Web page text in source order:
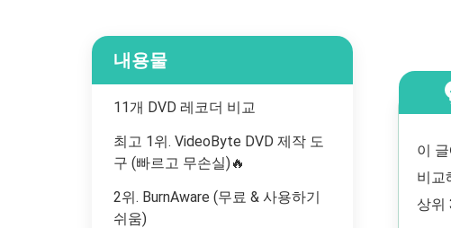
내용물
11개 DVD 레코더 비교
최고 1위. VideoByte DVD 제작 도
구 (빠르고 무손실)🔥
2위. BurnAware (무료 & 사용하기
쉬움)
이
비교
상위